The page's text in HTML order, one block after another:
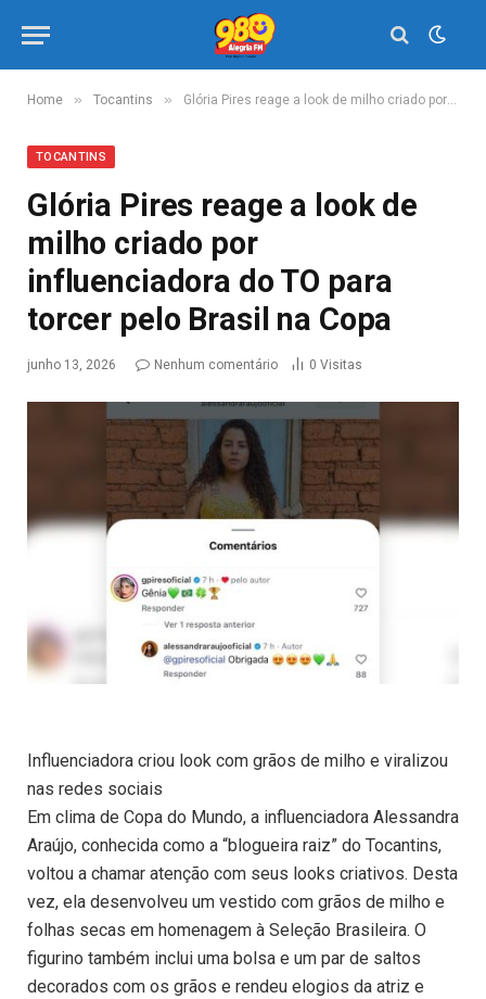
Home » Tocantins » Glória Pires reage a look de milho criado por influenciadora do TO para torcer pelo Brasil na Copa
TOCANTINS
Glória Pires reage a look de
milho criado por
influenciadora do TO para
torcer pelo Brasil na Copa
junho 13, 2026 Nenhum comentário 0 Visitas
Influenciadora criou look com grãos de milho e viralizou
nas redes sociais
Em clima de Copa do Mundo, a influenciadora Alessandra
Araújo, conhecida como a “blogueira raiz” do Tocantins,
voltou a chamar atenção com seus looks criativos. Desta
vez, ela desenvolveu um vestido com grãos de milho e
folhas secas em homenagem à Seleção Brasileira. O
figurino também inclui uma bolsa e um par de saltos
decorados com os grãos e rendeu elogios da atriz e